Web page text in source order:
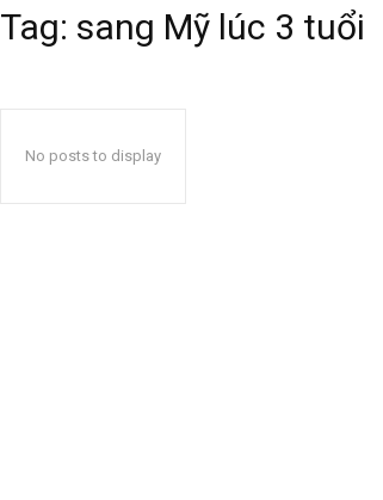
Tag: sang Mỹ lúc 3 tuổi
No posts to display